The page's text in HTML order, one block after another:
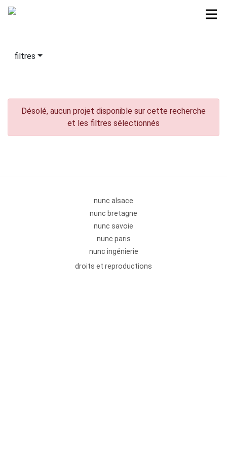
filtres
Désolé, aucun projet disponible sur cette recherche
et les filtres sélectionnés
nunc alsace
nunc bretagne
nunc savoie
nunc paris
nunc ingénierie
droits et reproductions